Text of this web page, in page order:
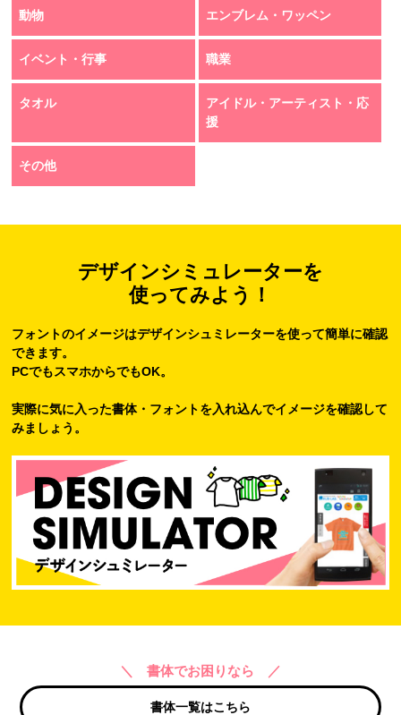
動物 エンブレム・ワッペン
イベント・行事 職業
タオル
アイドル・アーティスト・応
援
その他
デザインシミュレーターを
使ってみよう！
フォントのイメージはデザインシュミレーターを使って簡単に確認
できます。
PCでもスマホからでもOK。
実際に気に入った書体・フォントを入れ込んでイメージを確認して
みましょう。
＼ 書体でお困りなら ／
書体一覧はこちら